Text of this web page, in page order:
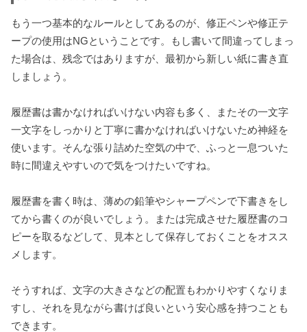
もう一つ基本的なルールとしてあるのが、修正ペンや修正テ
ープの使用はNGということです。もし書いて間違ってしまっ
た場合は、残念ではありますが、最初から新しい紙に書き直
しましょう。
履歴書は書かなければいけない内容も多く、またその一文字
一文字をしっかりと丁寧に書かなければいけないため神経を
使います。そんな張り詰めた空気の中で、ふっと一息ついた
時に間違えやすいので気をつけたいですね。
履歴書を書く時は、薄めの鉛筆やシャープペンで下書きをし
てから書くのが良いでしょう。または完成させた履歴書のコ
ピーを取るなどして、見本として保存しておくことをオスス
メします。
そうすれば、文字の大きさなどの配置もわかりやすくなりま
すし、それを見ながら書けば良いという安心感を持つことも
できます。